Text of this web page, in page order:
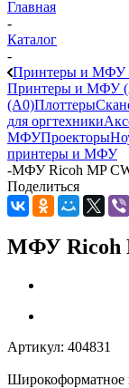
Главная
-
Каталог
-
Принтеры и МФУ
Принтеры и МФУ
(А0)Плоттеры
для оргтехники
МФУПроекторы
принтеры и МФУ
-МФУ Ricoh MP
Поделиться
МФУ Ricoh
Артикул: 404831
Широкоформатное